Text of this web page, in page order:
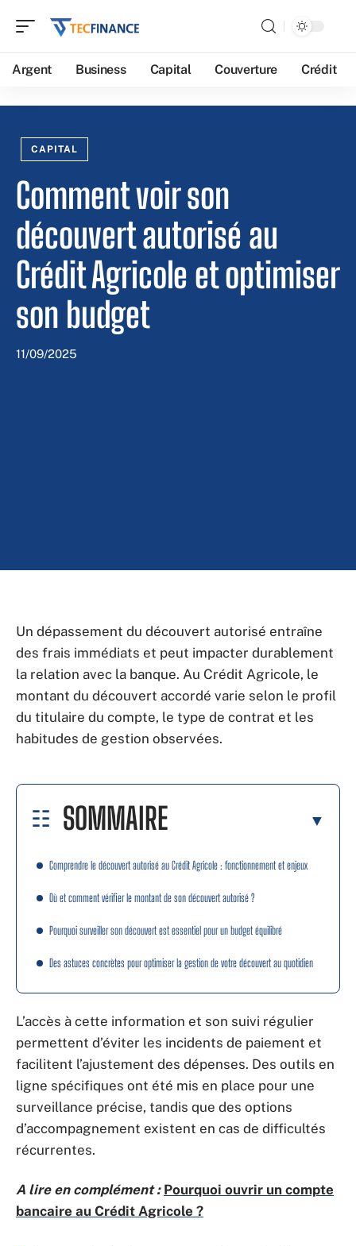
Argent Business Capital Couverture Crédit
CAPITAL
Comment voir son
découvert autorisé au
Crédit Agricole et optimiser
son budget
11/09/2025
Un dépassement du découvert autorisé entraîne
des frais immédiats et peut impacter durablement
la relation avec la banque. Au Crédit Agricole, le
montant du découvert accordé varie selon le profil
du titulaire du compte, le type de contrat et les
habitudes de gestion observées.
SOMMAIRE
Comprendre le découvert autorisé au Crédit Agricole : fonctionnement et enjeux
Où et comment vérifier le montant de son découvert autorisé ?
Pourquoi surveiller son découvert est essentiel pour un budget équilibré
Des astuces concrètes pour optimiser la gestion de votre découvert au quotidien
L’accès à cette information et son suivi régulier
permettent d’éviter les incidents de paiement et
facilitent l’ajustement des dépenses. Des outils en
ligne spécifiques ont été mis en place pour une
surveillance précise, tandis que des options
d’accompagnement existent en cas de difficultés
récurrentes.
A lire en complément : Pourquoi ouvrir un compte
bancaire au Crédit Agricole ?